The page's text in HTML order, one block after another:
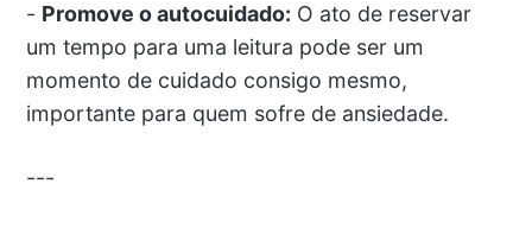
- Promove o autocuidado: O ato de reservar
um tempo para uma leitura pode ser um
momento de cuidado consigo mesmo,
importante para quem sofre de ansiedade.
---